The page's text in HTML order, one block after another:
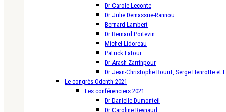
Dr Carole Leconte
Dr Julie Demassue-Rannou
Bernard Lambert
Dr Bernard Poitevin
Michel Lidoreau
Patrick Latour
Dr Arash Zarrinpour
Dr Jean-Christophe Bourit, Serge Henrotte et
Le congrès Odenth 2021
Les conférenciers 2021
Dr Danielle Dumonteil
Dr Caroline Reynaud